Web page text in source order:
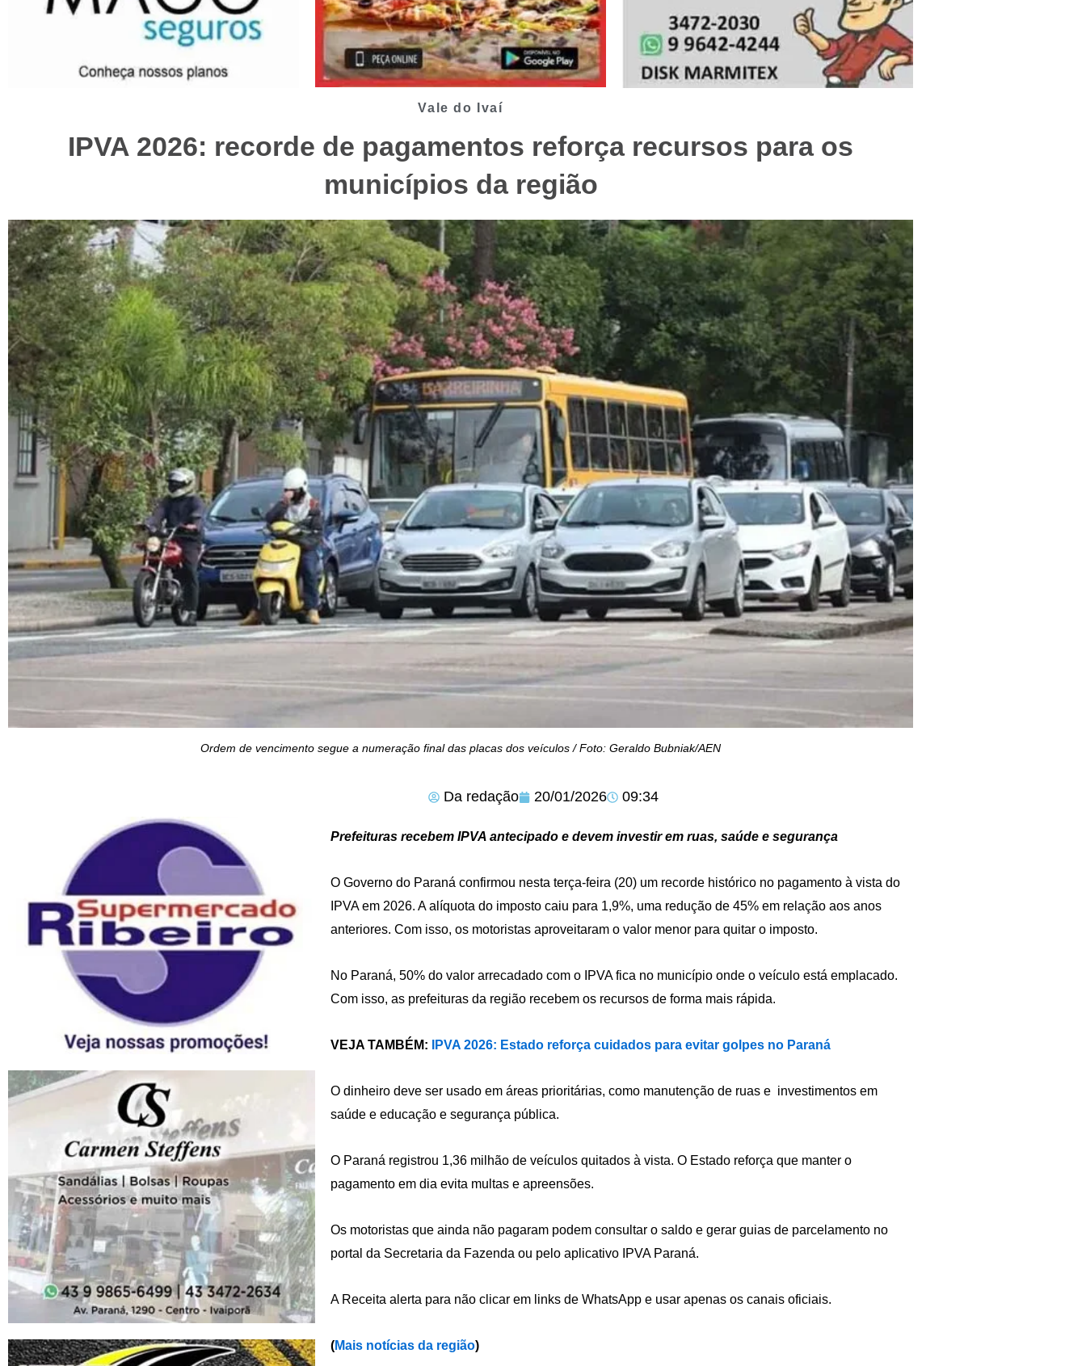
Vale do Ivaí
IPVA 2026: recorde de pagamentos reforça recursos para os
municípios da região
Ordem de vencimento segue a numeração final das placas dos veículos / Foto: Geraldo Bubniak/AEN
Da redação 20/01/2026 09:34
Prefeituras recebem IPVA antecipado e devem investir em ruas, saúde e segurança
O Governo do Paraná confirmou nesta terça-feira (20) um recorde histórico no pagamento à vista do
IPVA em 2026. A alíquota do imposto caiu para 1,9%, uma redução de 45% em relação aos anos
anteriores. Com isso, os motoristas aproveitaram o valor menor para quitar o imposto.
No Paraná, 50% do valor arrecadado com o IPVA fica no município onde o veículo está emplacado.
Com isso, as prefeituras da região recebem os recursos de forma mais rápida.
VEJA TAMBÉM: IPVA 2026: Estado reforça cuidados para evitar golpes no Paraná
O dinheiro deve ser usado em áreas prioritárias, como manutenção de ruas e investimentos em
saúde e educação e segurança pública.
O Paraná registrou 1,36 milhão de veículos quitados à vista. O Estado reforça que manter o
pagamento em dia evita multas e apreensões.
Os motoristas que ainda não pagaram podem consultar o saldo e gerar guias de parcelamento no
portal da Secretaria da Fazenda ou pelo aplicativo IPVA Paraná.
A Receita alerta para não clicar em links de WhatsApp e usar apenas os canais oficiais.
(Mais notícias da região)